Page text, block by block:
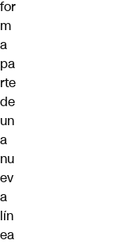
for
m
a
pa
rte
de
un
a
nu
ev
a
lín
ea